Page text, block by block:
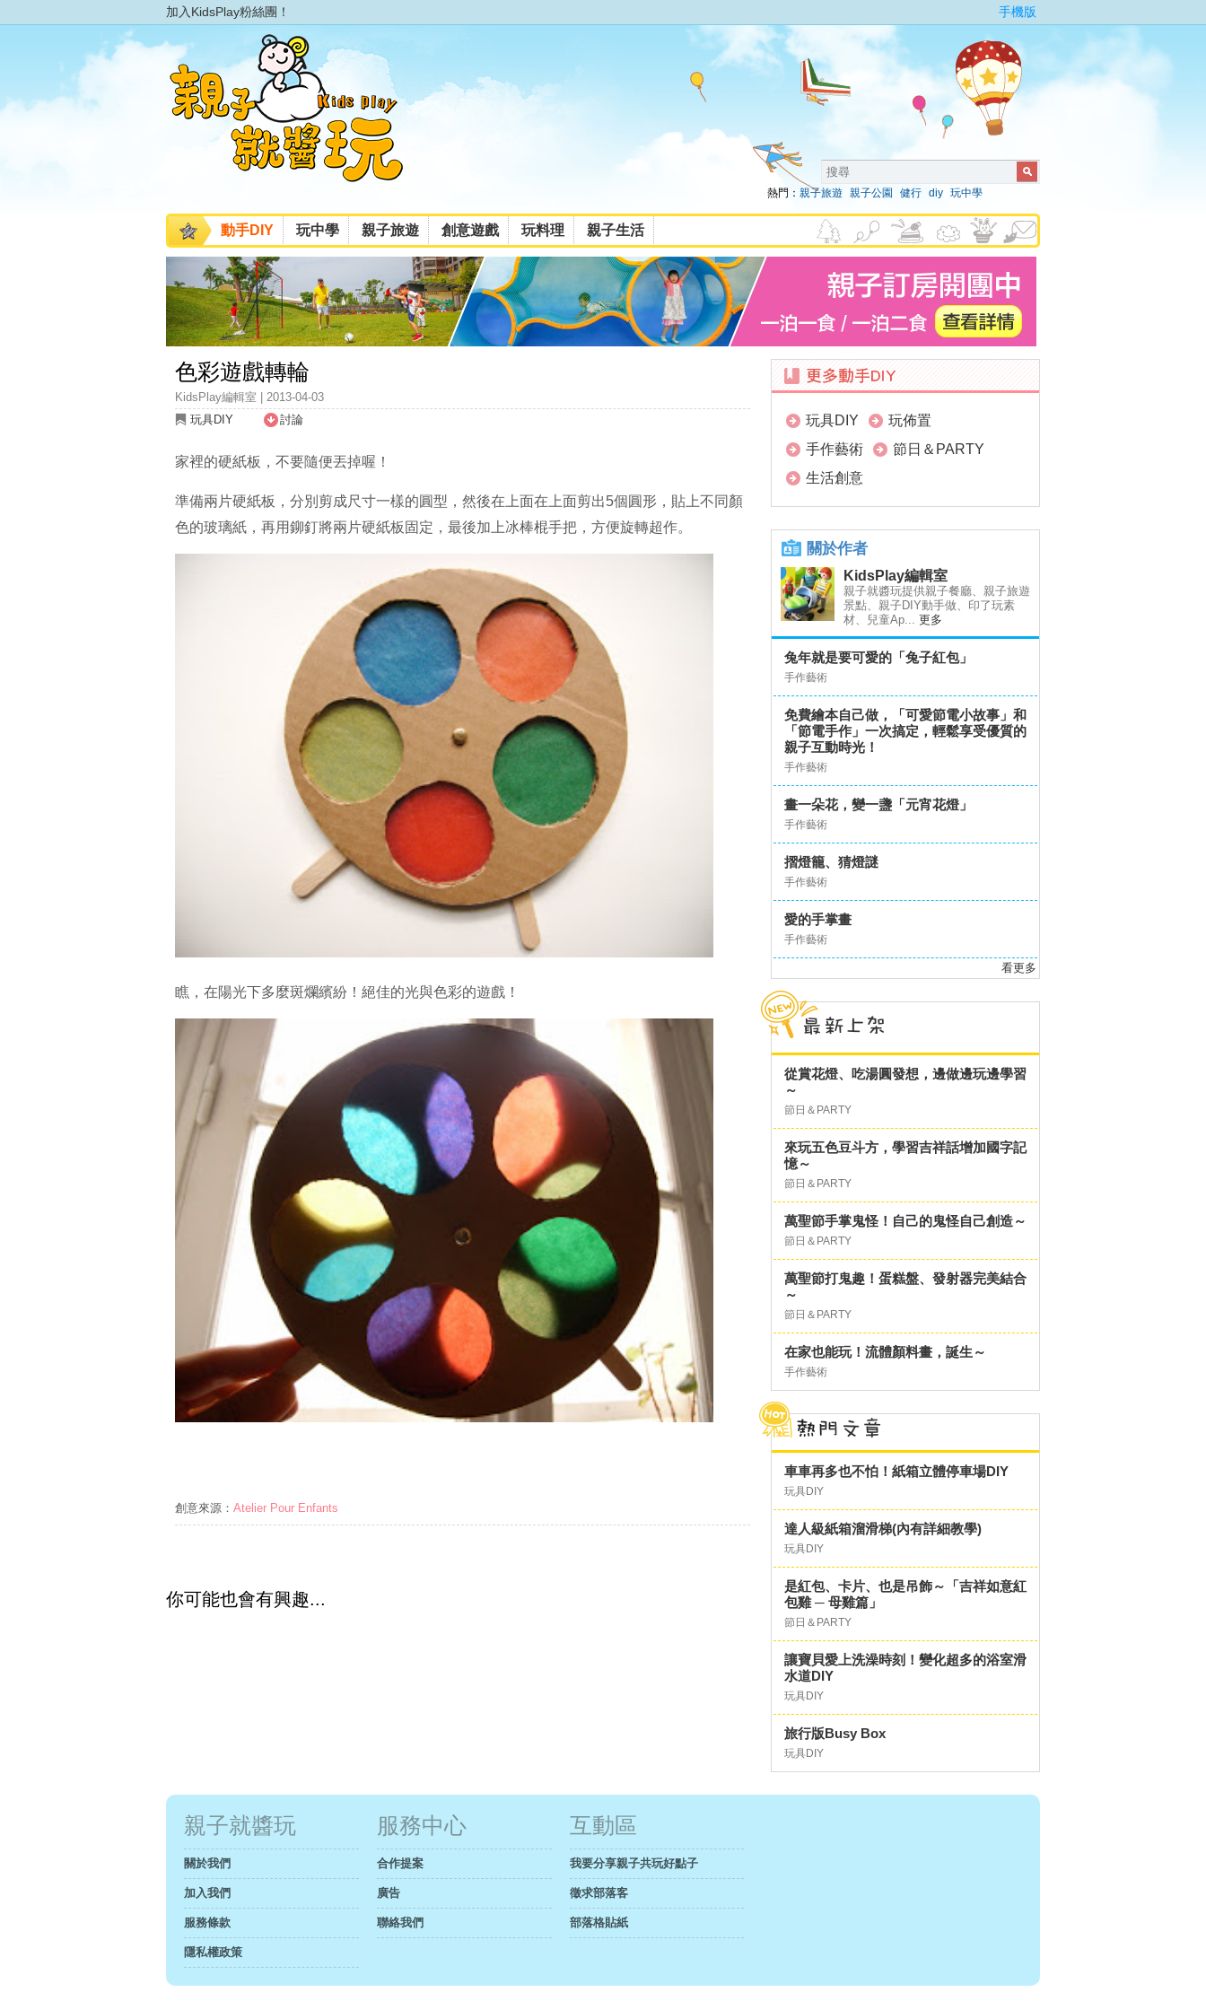
加入KidsPlay粉絲團！ 手機版
熱門： 親子旅遊 親子公園 健行 diy 玩中學
動手DIY 玩中學 親子旅遊 創意遊戲 玩料理 親子生活
色彩遊戲轉輪
KidsPlay編輯室 | 2013-04-03
玩具DIY
討論
家裡的硬紙板，不要隨便丟掉喔！
準備兩片硬紙板，分別剪成尺寸一樣的圓型，然後在上面在上面剪出5個圓形，貼上不同顏
色的玻璃紙，再用鉚釘將兩片硬紙板固定，最後加上冰棒棍手把，方便旋轉超作。
瞧，在陽光下多麼斑爛繽紛！絕佳的光與色彩的遊戲！
創意來源： Atelier Pour Enfants
你可能也會有興趣...
玩具DIY
玩佈置
手作藝術
節日＆PARTY
生活創意
關於作者
KidsPlay編輯室
親子就醬玩提供親子餐廳、親子旅遊
景點、親子DIY動手做、印了玩素
材、兒童Ap... 更多
兔年就是要可愛的「兔子紅包」
手作藝術
免費繪本自己做，「可愛節電小故事」和
「節電手作」一次搞定，輕鬆享受優質的
親子互動時光！
手作藝術
畫一朵花，變一盞「元宵花燈」
手作藝術
摺燈籠、猜燈謎
手作藝術
愛的手掌畫
手作藝術
看更多
從賞花燈、吃湯圓發想，邊做邊玩邊學習
～
節日＆PARTY
來玩五色豆斗方，學習吉祥話增加國字記
憶～
節日＆PARTY
萬聖節手掌鬼怪！自己的鬼怪自己創造～
節日＆PARTY
萬聖節打鬼趣！蛋糕盤、發射器完美結合
～
節日＆PARTY
在家也能玩！流體顏料畫，誕生～
手作藝術
車車再多也不怕！紙箱立體停車場DIY
玩具DIY
達人級紙箱溜滑梯(內有詳細教學)
玩具DIY
是紅包、卡片、也是吊飾～「吉祥如意紅
包雞 ─ 母雞篇」
節日＆PARTY
讓寶貝愛上洗澡時刻！變化超多的浴室滑
水道DIY
玩具DIY
旅行版Busy Box
玩具DIY
親子就醬玩
關於我們
加入我們
服務條款
隱私權政策
服務中心
合作提案
廣告
聯絡我們
互動區
我要分享親子共玩好點子
徵求部落客
部落格貼紙